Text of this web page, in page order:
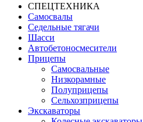
СПЕЦТЕХНИКА
Самосвалы
Седельные тягачи
Шасси
Автобетоно­смесители
Прицепы
Самосвальные
Низкорамные
Полуприцепы
Сельхозприцепы
Экскаваторы